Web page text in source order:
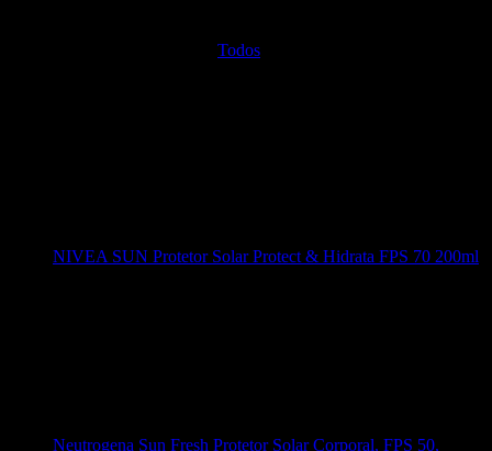
Todos
NIVEA SUN Protetor Solar Protect & Hidrata FPS 70 200ml
Neutrogena Sun Fresh Protetor Solar Corporal, FPS 50,